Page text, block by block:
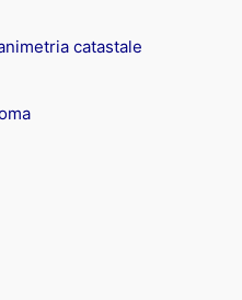
catastale